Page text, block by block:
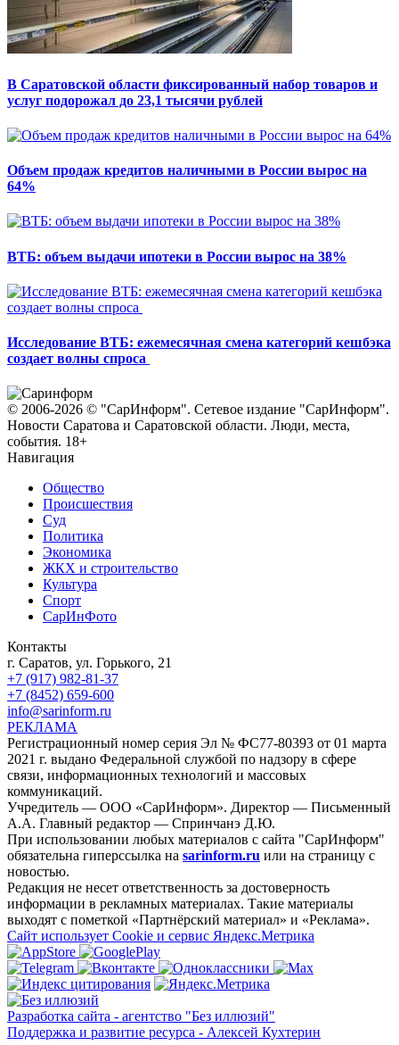
В Саратовской области фиксированный набор товаров и
услуг подорожал до 23,1 тысячи рублей
Объем продаж кредитов наличными в России вырос на
64%
ВТБ: объем выдачи ипотеки в России вырос на 38%
Исследование ВТБ: ежемесячная смена категорий кешбэка
создает волны спроса
© 2006-2026 © "СарИнформ". Сетевое издание "СарИнформ".
Новости Саратова и Саратовской области. Люди, места,
события. 18+
Навигация
Общество
Происшествия
Суд
Политика
Экономика
ЖКХ и строительство
Культура
Спорт
СарИнФото
Контакты
г. Саратов, ул. Горького, 21
+7 (917) 982-81-37
+7 (8452) 659-600
info@sarinform.ru
РЕКЛАМА
Регистрационный номер серия Эл № ФС77-80393 от 01 марта
2021 г. выдано Федеральной службой по надзору в сфере
связи, информационных технологий и массовых
коммуникаций.
Учредитель — ООО «СарИнформ». Директор — Письменный
А.А. Главный редактор — Спринчанэ Д.Ю.
При использовании любых материалов с сайта "СарИнформ"
обязательна гиперссылка на sarinform.ru или на страницу с
новостью.
Редакция не несет ответственность за достоверность
информации в рекламных материалах. Такие материалы
выходят с пометкой «Партнёрский материал» и «Реклама».
Сайт использует Cookie и сервиc Яндекс.Метрика
Разработка сайта - агентство "Без иллюзий"
Поддержка и развитие ресурса - Алексей Кухтерин